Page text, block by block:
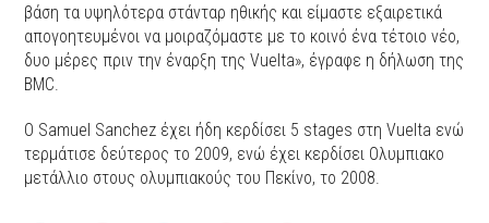
βάση τα υψηλότερα στάνταρ ηθικής και είμαστε εξαιρετικά
απογοητευμένοι να μοιραζόμαστε με το κοινό ένα τέτοιο νέο,
δυο μέρες πριν την έναρξη της Vuelta», έγραφε η δήλωση της
BMC.
Ο Samuel Sanchez έχει ήδη κερδίσει 5 stages στη Vuelta ενώ
τερμάτισε δεύτερος το 2009, ενώ έχει κερδίσει Ολυμπιακο
μετάλλιο στους ολυμπιακούς του Πεκίνο, το 2008.